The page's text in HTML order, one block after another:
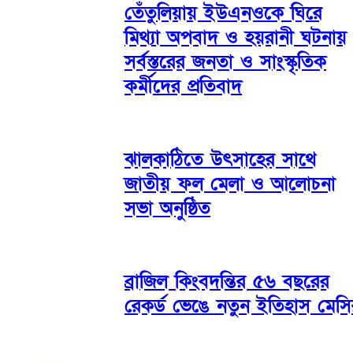
তেঁতুলিয়ায় ইউএনওকে ঘিরে
মিথ্যা অপবাদ ও হয়রানী ঘটনায়
সর্বস্তরের জনতা ও সাংস্কৃতিক
কর্মীদের প্রতিবাদ
ঝালকাঠিতে উৎসাহের সাথে
জাতীয় ফল মেলা ও আলোচনা
সভা অনুষ্ঠিত
ব্রাজিল কিংবদন্তির ৫৬ বছরের
রেকর্ড ভেঙে নতুন ইতিহাস